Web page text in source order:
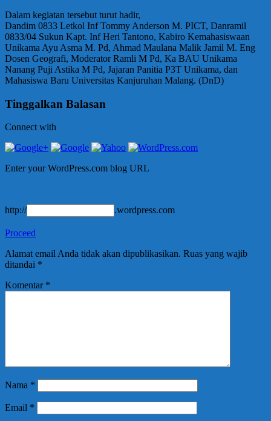
Dalam kegiatan tersebut turut hadir,
Dandim 0833 Letkol Inf Tommy Anderson M. PICT, Danramil
0833/04 Sukun Kapt. Inf Heri Tantono, Kabiro Kemahasiswaan
Unikama Ayu Asma M. Pd, Ahmad Maulana Malik Jamil M. Eng
Dosen Geografi, Moderator Ramli M Pd, Ka BAU Unikama
Nanang Puji Astika M Pd, Jajaran Panitia P3T Unikama, dan
Mahasiswa Baru Universitas Kanjuruhan Malang. (DnD)
Tinggalkan Balasan
Connect with
Enter your WordPress.com blog URL
http:// .wordpress.com
Proceed
Alamat email Anda tidak akan dipublikasikan. Ruas yang wajib
ditandai *
Komentar *
Nama *
Email *